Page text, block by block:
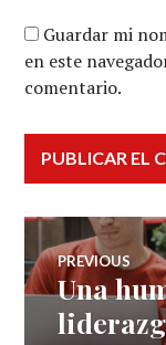
Guardar mi
en este
comentario.
de
PREVIOUS
Previous
post:
Una